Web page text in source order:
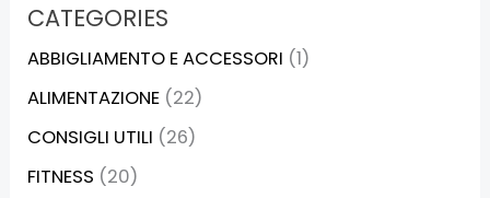
CATEGORIES
ABBIGLIAMENTO E ACCESSORI (1)
ALIMENTAZIONE (22)
CONSIGLI UTILI (26)
FITNESS (20)